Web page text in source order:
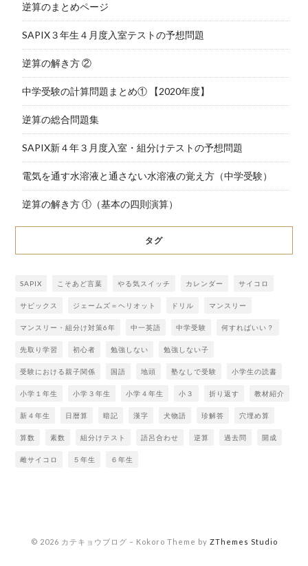
逆算のまとめページ
SAPIX３年生４月度入室テストの予想問題
逆算の解き方 ②
中学受験の計算問題まとめ① 【2020年度】
逆算の総合問題集
SAPIX新４年３月度入室・組分けテストの予想問題
電気を通す水溶液と通さない水溶液の覚え方（中学受験）
逆算の解き方 ①（基本の四則演算）
タグ
SAPIX こそあど言葉 やる気スイッチ カレンダー サイコロ
サピックス ジェームズ＝ヘリオット ドリル マンスリー
マンスリー・組分け対策6年 中一英語 中学受験 何すればいい？
先取り学習 初心者 勉強しない 勉強しない子
受験における親子関係 国語 地頭 塾なしで受験 小学生の読書
小学１年生 小学３年生 小学４年生 小３ 折り返す 教材紹介
新４年生 日暦算 暗記 漢字 犬物語 珍解答 穴埋め算
算数 素数 組分けテスト 語呂合わせ 逆算 過去問 開成
雌サイコロ ５年生 ６年生
© 2026 カテキョウブログ – Kokoro Theme by ZThemes Studio